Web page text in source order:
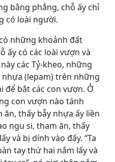
bằng phẳng, chỗ ấy chỉ
có loài người.
những khoảnh đất
ấy có các loài vượn và
các Tỷ-kheo, những
(lepam) trên những
để bắt các con vượn. Ở
con vượn nào tánh
thấy bẫy nhựa ấy liền
ngu si, tham ăn, thấy
và bị dính vào đấy. “Ta
tay thứ hai nắm lấy và